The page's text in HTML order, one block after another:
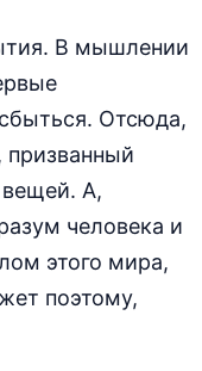
В мышлении
Отсюда,
призванный
вещей. А,
человека и
этого мира,
поэтому,